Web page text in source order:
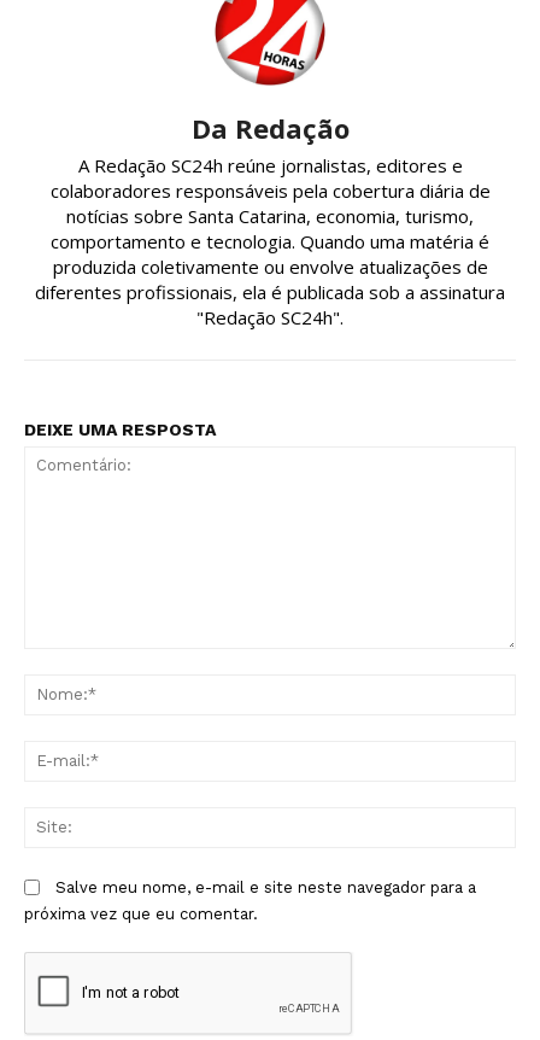
Da Redação
A Redação SC24h reúne jornalistas, editores e
colaboradores responsáveis pela cobertura diária de
notícias sobre Santa Catarina, economia, turismo,
comportamento e tecnologia. Quando uma matéria é
produzida coletivamente ou envolve atualizações de
diferentes profissionais, ela é publicada sob a assinatura
"Redação SC24h".
DEIXE UMA RESPOSTA
Salve meu nome, e-mail e site neste navegador para a
próxima vez que eu comentar.